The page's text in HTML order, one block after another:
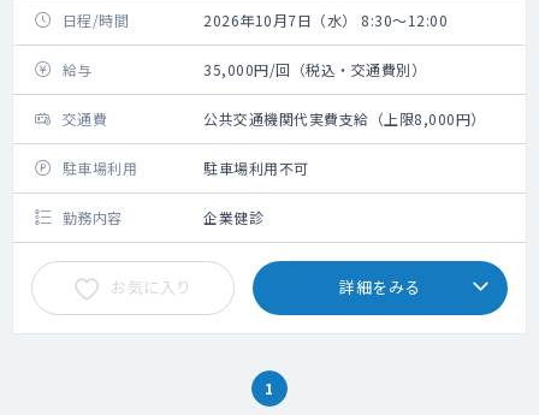
日程/時間 2026年10月7日（水） 8:30～12:00
給与 35,000円/回（税込・交通費別）
交通費 公共交通機関代実費支給（上限8,000円）
駐車場利用 駐車場利用不可
勤務内容 企業健診
お気に入り 詳細をみる
1